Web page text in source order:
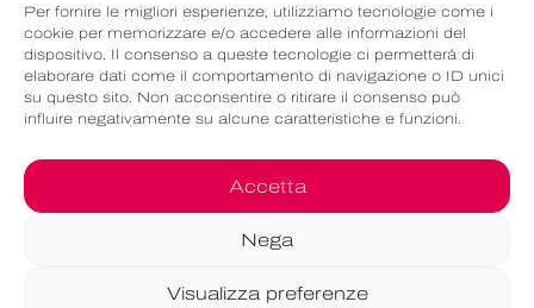
Per fornire le migliori esperienze, utilizziamo tecnologie come i
cookie per memorizzare e/o accedere alle informazioni del
dispositivo. Il consenso a queste tecnologie ci permetterà di
elaborare dati come il comportamento di navigazione o ID unici
su questo sito. Non acconsentire o ritirare il consenso può
influire negativamente su alcune caratteristiche e funzioni.
Accetta
Nega
Visualizza preferenze